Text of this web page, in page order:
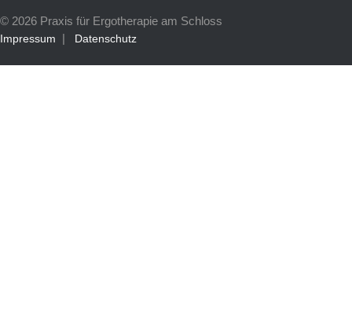
© 2026 Praxis für Ergotherapie am Schloss
Impressum | Datenschutz